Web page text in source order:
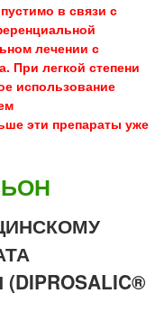
в связи с
лечении с
При легкой степени
использование
эти препараты уже